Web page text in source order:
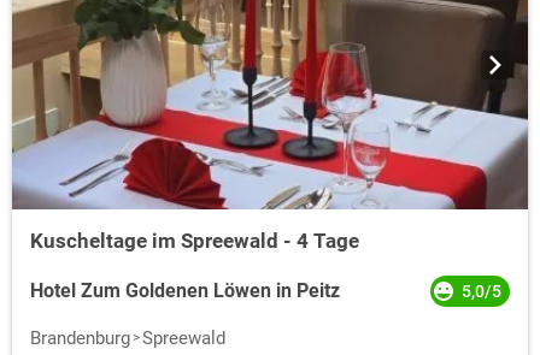
Kuscheltage im Spreewald - 4 Tage
Hotel Zum Goldenen Löwen in Peitz 5,0/5
Brandenburg Spreewald